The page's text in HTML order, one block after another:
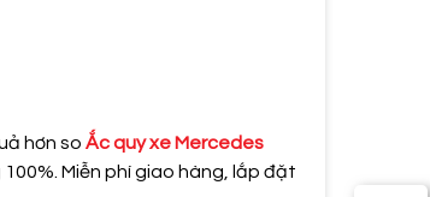
hơn so Ắc quy xe Mercedes
Miễn phí giao hàng, lắp đặt